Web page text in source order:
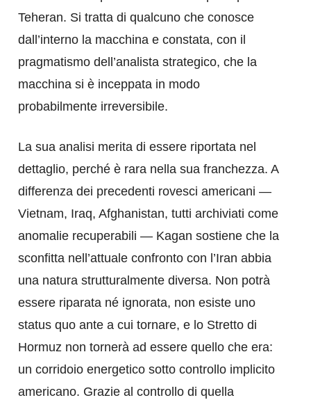
Teheran. Si tratta di qualcuno che conosce
dall’interno la macchina e constata, con il
pragmatismo dell’analista strategico, che la
macchina si è inceppata in modo
probabilmente irreversibile.
La sua analisi merita di essere riportata nel
dettaglio, perché è rara nella sua franchezza. A
differenza dei precedenti rovesci americani —
Vietnam, Iraq, Afghanistan, tutti archiviati come
anomalie recuperabili — Kagan sostiene che la
sconfitta nell’attuale confronto con l’Iran abbia
una natura strutturalmente diversa. Non potrà
essere riparata né ignorata, non esiste uno
status quo ante a cui tornare, e lo Stretto di
Hormuz non tornerà ad essere quello che era:
un corridoio energetico sotto controllo implicito
americano. Grazie al controllo di quella